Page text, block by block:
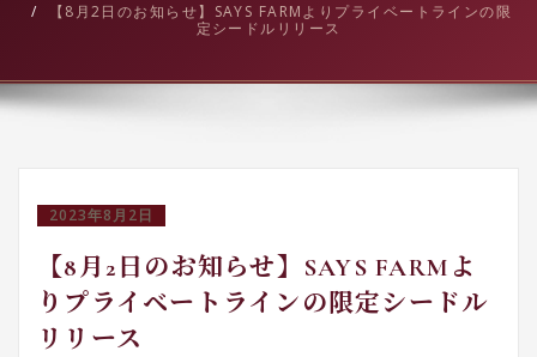
替
【8月2日のお知らせ】SAYS FARMよりプライベートラインの限
定シードルリリース
2023年8月2日
【8月2日のお知らせ】SAYS FARMよ
りプライベートラインの限定シードル
リリース